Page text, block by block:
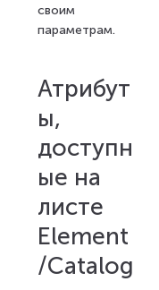
своим
параметрам.
Атрибут
ы,
доступн
ые на
листе
Element
/Catalog